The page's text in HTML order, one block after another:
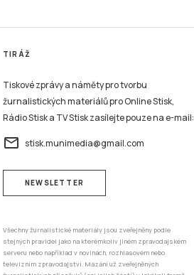
TIRÁŽ
Tiskové zprávy a náměty pro tvorbu
žurnalistických materiálů pro Online Stisk,
Rádio Stisk a TV Stisk zasílejte pouze na e-mail:
email stisk.munimedia@gmail.com
NEWSLETTER
Všechny žurnalistické materiály jsou zveřejněny podle
stejných pravidel jako na kterémkoliv jiném zpravodajském
serveru nebo například v novinách, rozhlasovém nebo
televizním zpravodajství. Mazání už zveřejněných